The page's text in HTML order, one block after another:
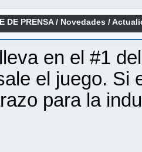
DE PRENSA/ Novedades /
en el #1
el juego. Si
para la